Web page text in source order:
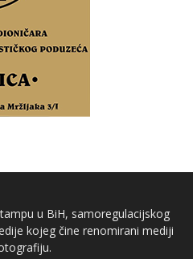
u BiH, samoregulacijskog
kojeg čine renomirani mediji